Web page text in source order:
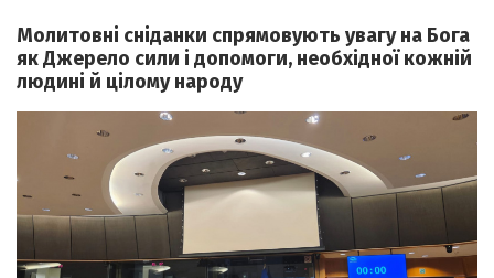
Молитовні сніданки спрямовують увагу на Бога
як Джерело сили і допомоги, необхідної кожній
людині й цілому народу